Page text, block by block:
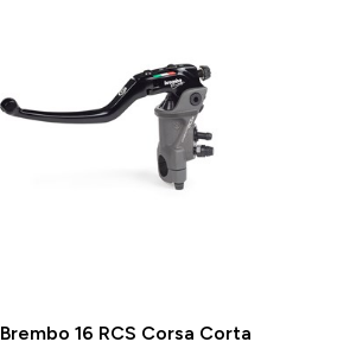
Brembo 16 RCS Corsa Corta